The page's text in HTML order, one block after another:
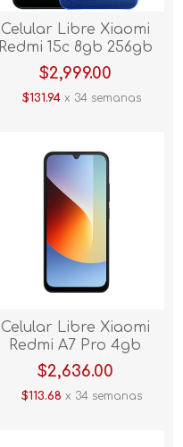
Celular Libre Xiaomi
Redmi 15c 8gb 256gb
Azul
$2,999.00
$131.94 x 34 semanas
Celular Libre Xiaomi
Redmi A7 Pro 4gb
128gb Negro
$2,636.00
$113.68 x 34 semanas